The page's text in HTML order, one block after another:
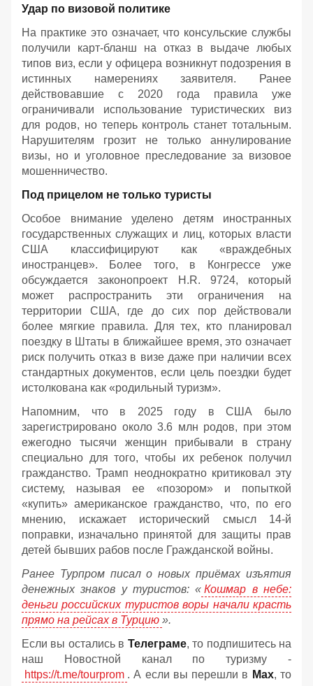
Удар по визовой политике
На практике это означает, что консульские службы
получили карт-бланш на отказ в выдаче любых
типов виз, если у офицера возникнут подозрения в
истинных намерениях заявителя. Ранее
действовавшие с 2020 года правила уже
ограничивали использование туристических виз
для родов, но теперь контроль станет тотальным.
Нарушителям грозит не только аннулирование
визы, но и уголовное преследование за визовое
мошенничество.
Под прицелом не только туристы
Особое внимание уделено детям иностранных
государственных служащих и лиц, которых власти
США классифицируют как «враждебных
иностранцев». Более того, в Конгрессе уже
обсуждается законопроект H.R. 9724, который
может распространить эти ограничения на
территории США, где до сих пор действовали
более мягкие правила. Для тех, кто планировал
поездку в Штаты в ближайшее время, это означает
риск получить отказ в визе даже при наличии всех
стандартных документов, если цель поездки будет
истолкована как «родильный туризм».
Напомним, что в 2025 году в США было
зарегистрировано около 3.6 млн родов, при этом
ежегодно тысячи женщин прибывали в страну
специально для того, чтобы их ребенок получил
гражданство. Трамп неоднократно критиковал эту
систему, называя ее «позором» и попыткой
«купить» американское гражданство, что, по его
мнению, искажает исторический смысл 14-й
поправки, изначально принятой для защиты прав
детей бывших рабов после Гражданской войны.
Ранее Турпром писал о новых приёмах изъятия
денежных знаков у туристов: « Кошмар в небе:
деньги российских туристов воры начали красть
прямо на рейсах в Турцию ».
Если вы остались в Телеграме, то подпишитесь на
наш Новостной канал по туризму -
https://t.me/tourprom . А если вы перешли в Мах, то